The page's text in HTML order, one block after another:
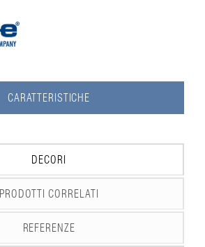
CARATTERISTICHE
DECORI
PRODOTTI CORRELATI
REFERENZE